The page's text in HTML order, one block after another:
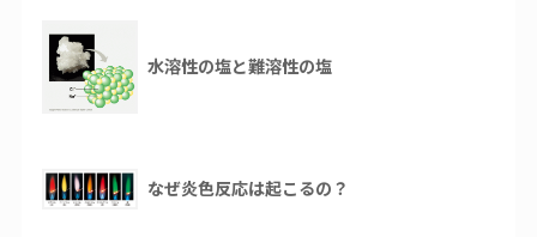
水溶性の塩と難溶性の塩
なぜ炎色反応は起こるの？